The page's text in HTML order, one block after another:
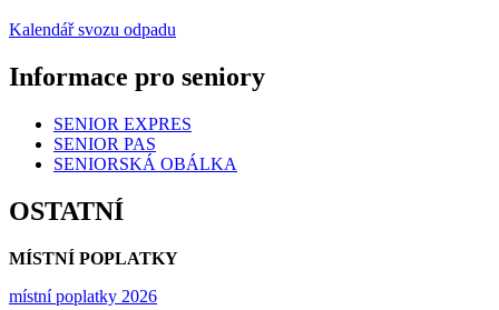
Kalendář svozu odpadu
Informace pro seniory
SENIOR EXPRES
SENIOR PAS
SENIORSKÁ OBÁLKA
OSTATNÍ
MÍSTNÍ POPLATKY
místní poplatky 2026